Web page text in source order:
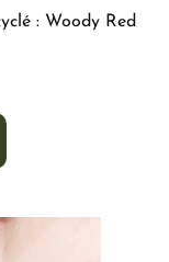
: Woody Red